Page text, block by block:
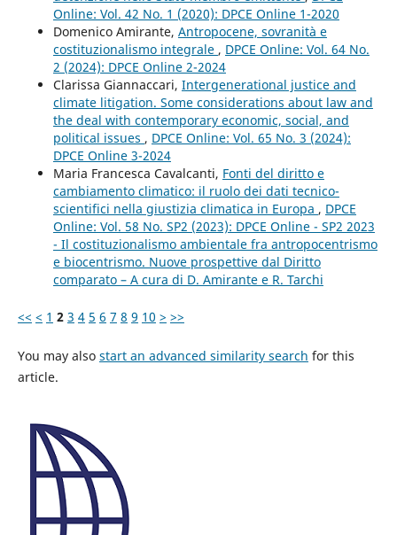
Online: Vol. 42 No. 1 (2020): DPCE Online 1-2020
Domenico Amirante, Antropocene, sovranità e
costituzionalismo integrale , DPCE Online: Vol. 64 No.
2 (2024): DPCE Online 2-2024
Clarissa Giannaccari, Intergenerational justice and
climate litigation. Some considerations about law and
the deal with contemporary economic, social, and
political issues , DPCE Online: Vol. 65 No. 3 (2024):
DPCE Online 3-2024
Maria Francesca Cavalcanti, Fonti del diritto e
cambiamento climatico: il ruolo dei dati tecnico-
scientifici nella giustizia climatica in Europa , DPCE
Online: Vol. 58 No. SP2 (2023): DPCE Online - SP2 2023
- Il costituzionalismo ambientale fra antropocentrismo
e biocentrismo. Nuove prospettive dal Diritto
comparato – A cura di D. Amirante e R. Tarchi
<< < 1 2 3 4 5 6 7 8 9 10 > >>
You may also start an advanced similarity search for this
article.